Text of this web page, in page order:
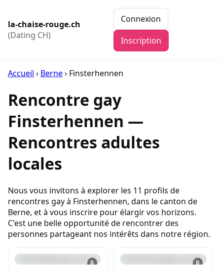
la-chaise-rouge.ch
(Dating CH)
Connexion
Inscription
Accueil › Berne› Finsterhennen
Rencontre gay
Finsterhennen —
Rencontres adultes
locales
Nous vous invitons à explorer les 11 profils de
rencontres gay à Finsterhennen, dans le canton de
Berne, et à vous inscrire pour élargir vos horizons.
C'est une belle opportunité de rencontrer des
personnes partageant nos intérêts dans notre région.
🔒 🔒